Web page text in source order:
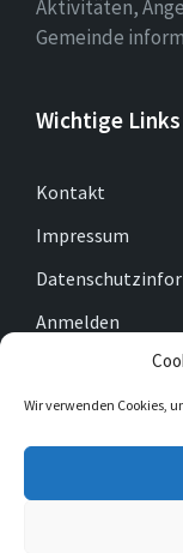
Wir verwenden Cookies,
Aktivitäten,
Gemeinde
Wichtige Links
Kontakt
Impressum
Anmelden
Cookie-Richtlinie